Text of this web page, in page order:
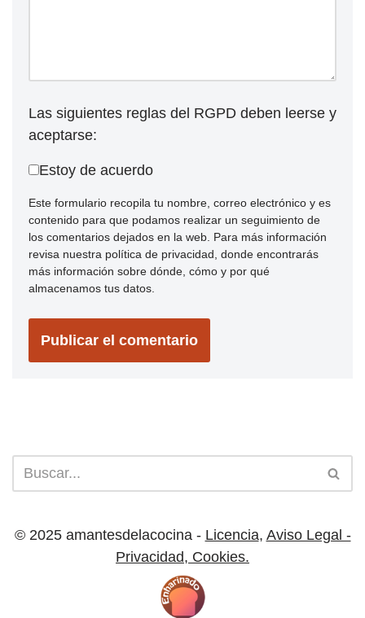
Las siguientes reglas del RGPD deben leerse y
aceptarse:
Estoy de acuerdo
Este formulario recopila tu nombre, correo electrónico y es
contenido para que podamos realizar un seguimiento de
los comentarios dejados en la web. Para más información
revisa nuestra política de privacidad, donde encontrarás
más información sobre dónde, cómo y por qué
almacenamos tus datos.
© 2025 amantesdelacocina - Licencia, Aviso Legal -
Privacidad, Cookies.